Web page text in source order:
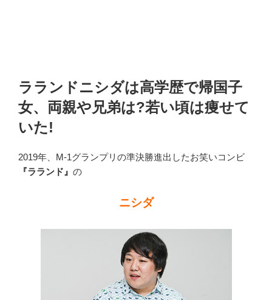
ラランドニシダは高学歴で帰国子
女、両親や兄弟は?若い頃は痩せて
いた!
2019年、M-1グランプリの準決勝進出したお笑いコンビ
『ラランド』 の
ニシダ